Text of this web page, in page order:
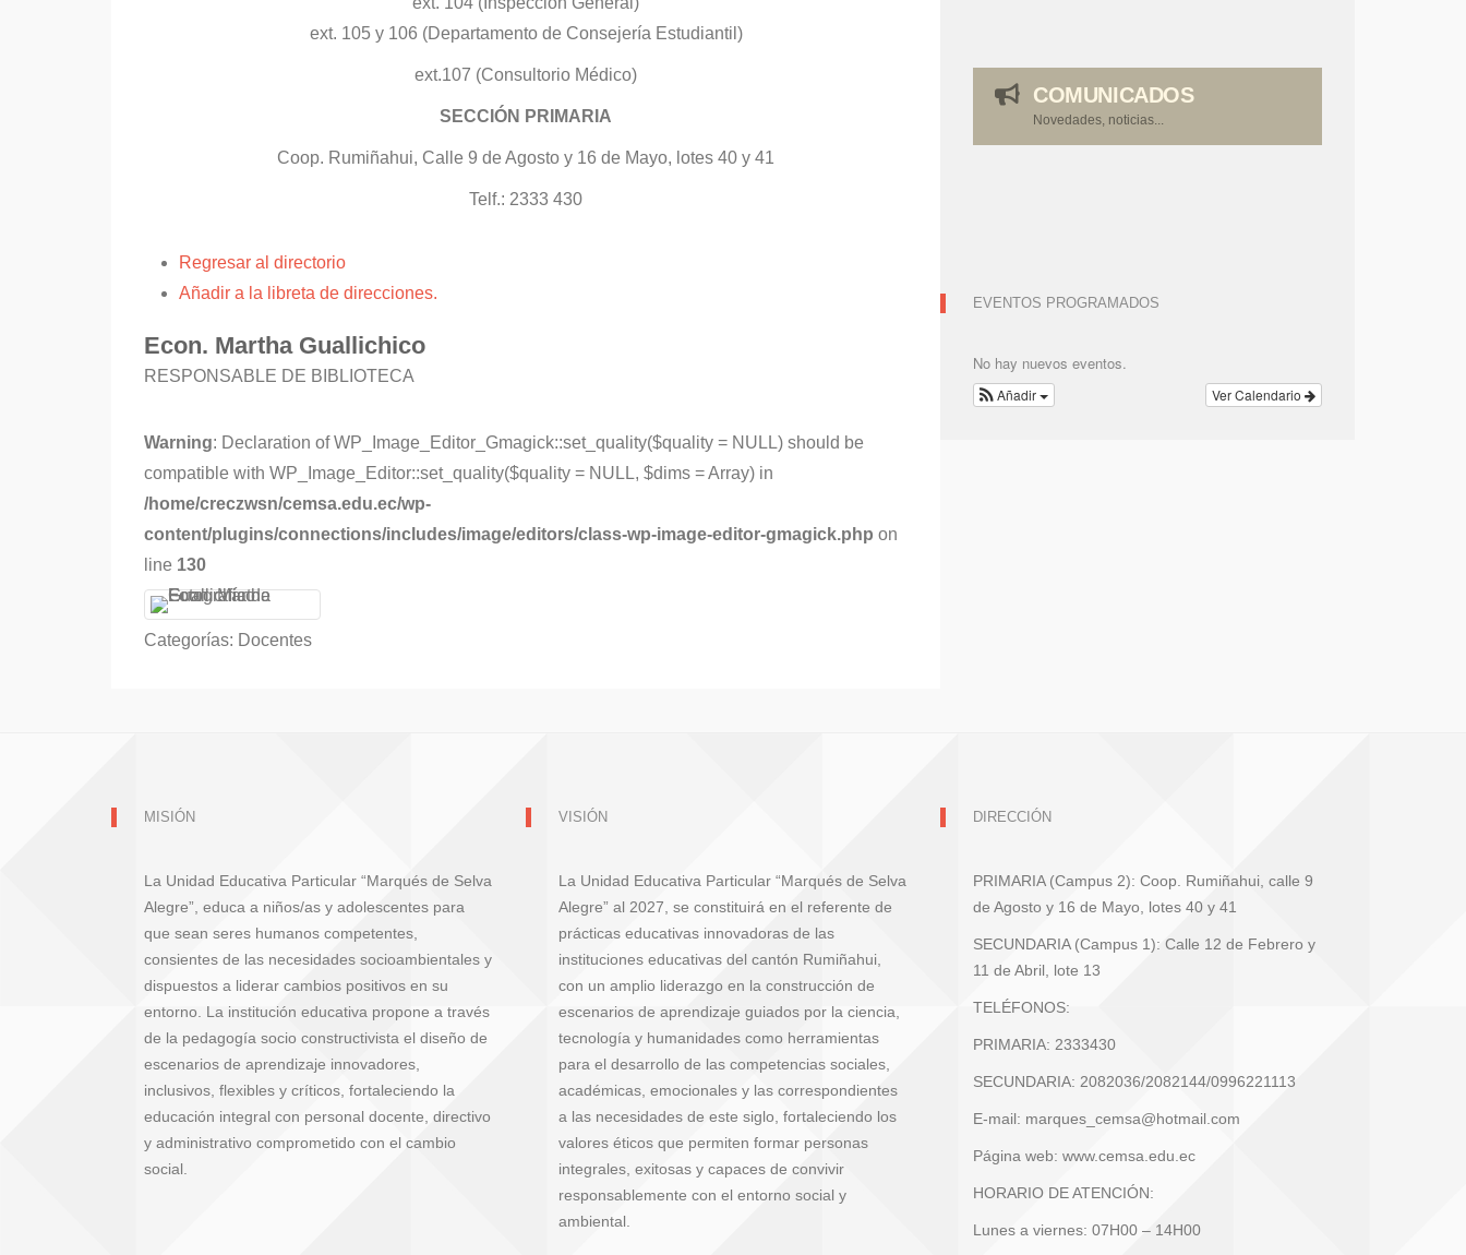
ext. 105 y 106 (Departamento de Consejería Estudiantil)
ext.107 (Consultorio Médico)
SECCIÓN PRIMARIA
Coop. Rumiñahui, Calle 9 de Agosto y 16 de Mayo, lotes 40 y 41
Telf.: 2333 430
Regresar al directorio
Añadir a la libreta de direcciones.
Econ. Martha Guallichico
RESPONSABLE DE BIBLIOTECA
Warning: Declaration of WP_Image_Editor_Gmagick::set_quality($quality = NULL) should be
compatible with WP_Image_Editor::set_quality($quality = NULL, $dims = Array) in
/home/creczwsn/cemsa.edu.ec/wp-
content/plugins/connections/includes/image/editors/class-wp-image-editor-gmagick.php on
line 130
Categorías: Docentes
COMUNICADOS
Novedades, noticias...
EVENTOS PROGRAMADOS
No hay nuevos eventos.
Ver Calendario
Añadir
MISIÓN
La Unidad Educativa Particular “Marqués de Selva
Alegre”, educa a niños/as y adolescentes para
que sean seres humanos competentes,
consientes de las necesidades socioambientales y
dispuestos a liderar cambios positivos en su
entorno. La institución educativa propone a través
de la pedagogía socio constructivista el diseño de
escenarios de aprendizaje innovadores,
inclusivos, flexibles y críticos, fortaleciendo la
educación integral con personal docente, directivo
y administrativo comprometido con el cambio
social.
VISIÓN
La Unidad Educativa Particular “Marqués de Selva
Alegre” al 2027, se constituirá en el referente de
prácticas educativas innovadoras de las
instituciones educativas del cantón Rumiñahui,
con un amplio liderazgo en la construcción de
escenarios de aprendizaje guiados por la ciencia,
tecnología y humanidades como herramientas
para el desarrollo de las competencias sociales,
académicas, emocionales y las correspondientes
a las necesidades de este siglo, fortaleciendo los
valores éticos que permiten formar personas
integrales, exitosas y capaces de convivir
responsablemente con el entorno social y
ambiental.
DIRECCIÓN
PRIMARIA (Campus 2): Coop. Rumiñahui, calle 9
de Agosto y 16 de Mayo, lotes 40 y 41
SECUNDARIA (Campus 1): Calle 12 de Febrero y
11 de Abril, lote 13
TELÉFONOS:
PRIMARIA: 2333430
SECUNDARIA: 2082036/2082144/0996221113
E-mail: marques_cemsa@hotmail.com
Página web: www.cemsa.edu.ec
HORARIO DE ATENCIÓN:
Lunes a viernes: 07H00 – 14H00